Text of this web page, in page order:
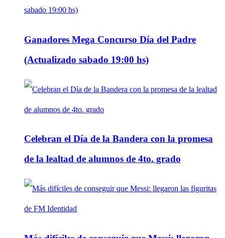
Ganadores Mega Concurso Día del Padre
(Actualizado sabado 19:00 hs)
Celebran el Día de la Bandera con la promesa
de la lealtad de alumnos de 4to. grado